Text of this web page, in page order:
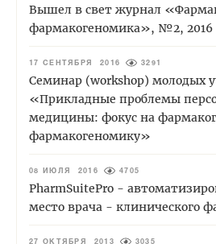
Вышел в свет журнал
фармакогеномика», №2, 2016
17 СЕНТЯБРЯ 2016 3291
Семинар (workshop) молодых
«Прикладные проблемы
медицины: фокус на
фармакогеномику»
08 ИЮЛЯ 2016 4705
PharmSuitePro -
место врача - клинического
27 ОКТЯБРЯ 2013 3035